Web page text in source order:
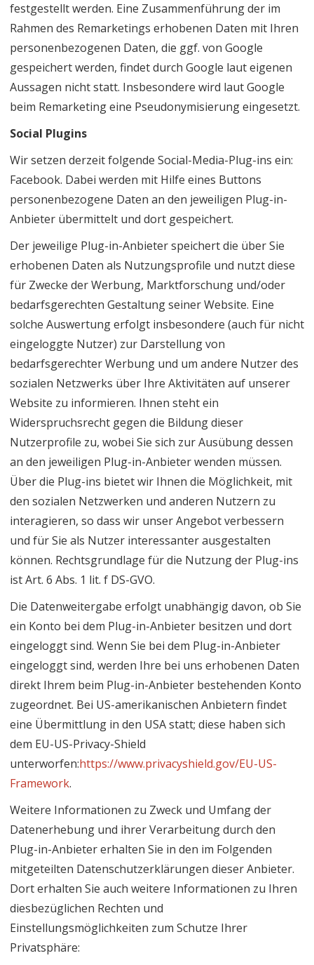
festgestellt werden. Eine Zusammenführung der im
Rahmen des Remarketings erhobenen Daten mit Ihren
personenbezogenen Daten, die ggf. von Google
gespeichert werden, findet durch Google laut eigenen
Aussagen nicht statt. Insbesondere wird laut Google
beim Remarketing eine Pseudonymisierung eingesetzt.
Social Plugins
Wir setzen derzeit folgende Social-Media-Plug-ins ein:
Facebook. Dabei werden mit Hilfe eines Buttons
personenbezogene Daten an den jeweiligen Plug-in-
Anbieter übermittelt und dort gespeichert.
Der jeweilige Plug-in-Anbieter speichert die über Sie
erhobenen Daten als Nutzungsprofile und nutzt diese
für Zwecke der Werbung, Marktforschung und/oder
bedarfsgerechten Gestaltung seiner Website. Eine
solche Auswertung erfolgt insbesondere (auch für nicht
eingeloggte Nutzer) zur Darstellung von
bedarfsgerechter Werbung und um andere Nutzer des
sozialen Netzwerks über Ihre Aktivitäten auf unserer
Website zu informieren. Ihnen steht ein
Widerspruchsrecht gegen die Bildung dieser
Nutzerprofile zu, wobei Sie sich zur Ausübung dessen
an den jeweiligen Plug-in-Anbieter wenden müssen.
Über die Plug-ins bietet wir Ihnen die Möglichkeit, mit
den sozialen Netzwerken und anderen Nutzern zu
interagieren, so dass wir unser Angebot verbessern
und für Sie als Nutzer interessanter ausgestalten
können. Rechtsgrundlage für die Nutzung der Plug-ins
ist Art. 6 Abs. 1 lit. f DS-GVO.
Die Datenweitergabe erfolgt unabhängig davon, ob Sie
ein Konto bei dem Plug-in-Anbieter besitzen und dort
eingeloggt sind. Wenn Sie bei dem Plug-in-Anbieter
eingeloggt sind, werden Ihre bei uns erhobenen Daten
direkt Ihrem beim Plug-in-Anbieter bestehenden Konto
zugeordnet. Bei US-amerikanischen Anbietern findet
eine Übermittlung in den USA statt; diese haben sich
dem EU-US-Privacy-Shield
unterworfen:https://www.privacyshield.gov/EU-US-
Framework.
Weitere Informationen zu Zweck und Umfang der
Datenerhebung und ihrer Verarbeitung durch den
Plug-in-Anbieter erhalten Sie in den im Folgenden
mitgeteilten Datenschutzerklärungen dieser Anbieter.
Dort erhalten Sie auch weitere Informationen zu Ihren
diesbezüglichen Rechten und
Einstellungsmöglichkeiten zum Schutze Ihrer
Privatsphäre: